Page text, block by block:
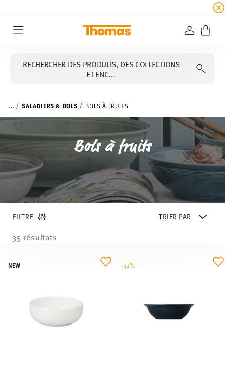
5 % de remise
RECHERCHER DES PRODUITS, DES COLLECTIONS
ET ENC...
... SALADIERS & BOLS BOLS À FRUITS
Bols à fruits
FILTRE
35 résultats
NEW -32%